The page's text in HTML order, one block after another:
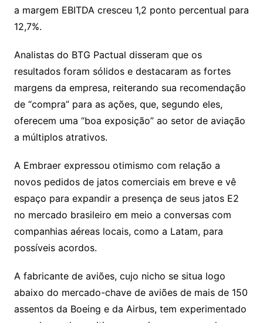
a margem EBITDA cresceu 1,2 ponto percentual para
12,7%.
Analistas do BTG Pactual disseram que os
resultados foram sólidos e destacaram as fortes
margens da empresa, reiterando sua recomendação
de “compra” para as ações, que, segundo eles,
oferecem uma “boa exposição” ao setor de aviação
a múltiplos atrativos.
A Embraer expressou otimismo com relação a
novos pedidos de jatos comerciais em breve e vê
espaço para expandir a presença de seus jatos E2
no mercado brasileiro em meio a conversas com
companhias aéreas locais, como a Latam, para
possíveis acordos.
A fabricante de aviões, cujo nicho se situa logo
abaixo do mercado-chave de aviões de mais de 150
assentos da Boeing e da Airbus, tem experimentado